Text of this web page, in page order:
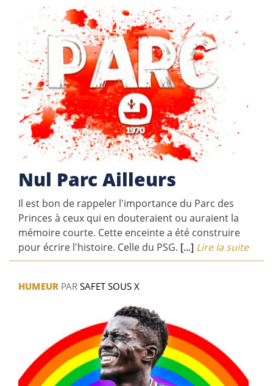
Nul Parc Ailleurs
Il est bon de rappeler l'importance du Parc des
Princes à ceux qui en douteraient ou auraient la
mémoire courte. Cette enceinte a été construire
pour écrire l'histoire. Celle du PSG. [...] Lire la suite
HUMEUR PAR SAFET SOUS X